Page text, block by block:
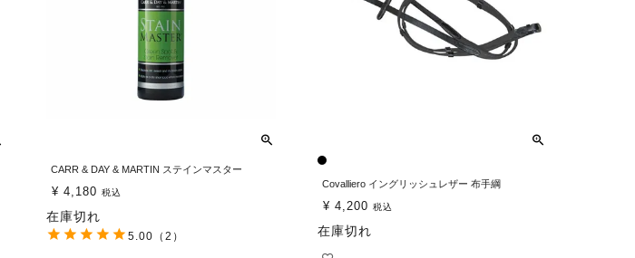
CARR & DAY & MARTIN ステインマスター
¥ 4,180 税込
在庫切れ
5.00 （2）
Covalliero イングリッシュレザー 布手綱
¥ 4,200 税込
在庫切れ